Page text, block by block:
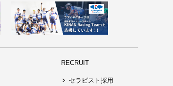
RECRUIT
セラピスト採用